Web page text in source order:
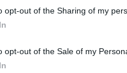
opt-out of the Sharing of my
opt-out of the Sale of my